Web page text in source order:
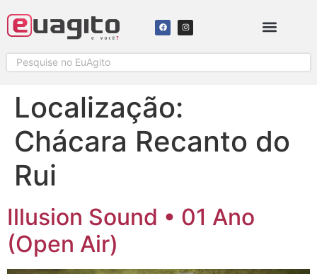
Localização:
Chácara Recanto do
Rui
Illusion Sound • 01 Ano
(Open Air)